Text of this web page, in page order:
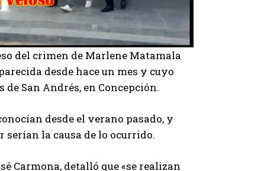
del crimen de Marlene Matamala
desde hace un mes y cuyo
San Andrés, en Concepción.
desde el verano pasado, y
la causa de lo ocurrido.
Carmona, detalló que «se realizan